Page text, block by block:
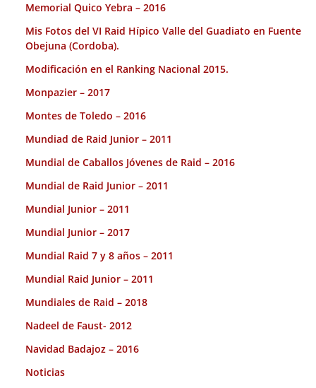
Memorial Quico Yebra – 2016
Mis Fotos del VI Raid Hípico Valle del Guadiato en Fuente
Obejuna (Cordoba).
Modificación en el Ranking Nacional 2015.
Monpazier – 2017
Montes de Toledo – 2016
Mundiad de Raid Junior – 2011
Mundial de Caballos Jóvenes de Raid – 2016
Mundial de Raid Junior – 2011
Mundial Junior – 2011
Mundial Junior – 2017
Mundial Raid 7 y 8 años – 2011
Mundial Raid Junior – 2011
Mundiales de Raid – 2018
Nadeel de Faust- 2012
Navidad Badajoz – 2016
Noticias